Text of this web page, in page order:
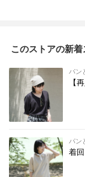
このストアの新
パン
【
パン
着